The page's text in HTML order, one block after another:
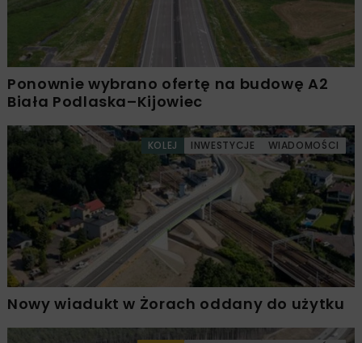
Ponownie wybrano ofertę na budowę A2
Biała Podlaska–Kijowiec
KOLEJ INWESTYCJE WIADOMOŚCI
Nowy wiadukt w Żorach oddany do użytku